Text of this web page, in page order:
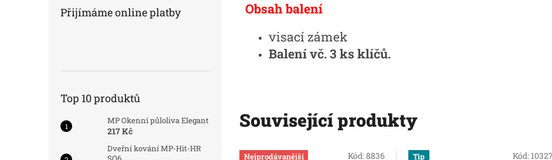
Přijímáme online platby
Top 10 produktů
MP Okenní půloliva Elegant
217 Kč
Dveřní kování MP-Hit-HR
Obsah balení
visací zámek
Balení vč. 3 ks klíčů.
Související produkty
Nejprodávanější Kód:8836
Tip
Kód: